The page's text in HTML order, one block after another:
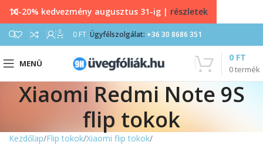
0 0 FT Ügyfélszolgálat: +36 30 8686 351
MENÜ
0termék
0 FT
Xiaomi Redmi Note 9S
flip tokok
Kezdőlap Flip tokok Xiaomi flip tokok
10-20% kedvezmény augusztus 31-ig | részletek